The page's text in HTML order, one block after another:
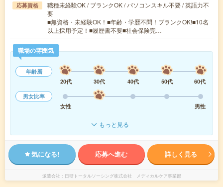
応募資格
職種未経験OK / ブランクOK / パソコンスキル不要 / 英語力不
要
■無資格・未経験OK！■年齢・学歴不問！ブランクOK!■10名
以上採用予定！■履歴書不要■社会保険完…
職場の雰囲気
年齢層
20代
30代 40代 50代
60代
男女比率
女性
男性
もっと見る
気になる! 応募へ進む 詳しく見る
派遣会社 日研トータルソーシング株式会社 メディカルケア事業部